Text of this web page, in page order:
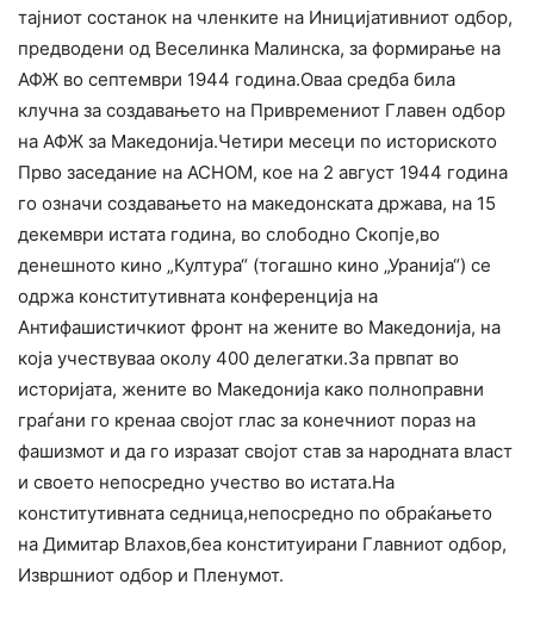
тајниот состанок на членките на Иницијативниот одбор,
предводени од Веселинка Малинска, за формирање на
АФЖ во септември 1944 година.Оваа средба била
клучна за создавањето на Привремениот Главен одбор
на АФЖ за Македонија.Четири месеци по историското
Прво заседание на АСНОМ, кое на 2 август 1944 година
го означи создавањето на македонската држава, на 15
декември истата година, во слободно Скопје,во
денешното кино „Култура“ (тогашно кино „Уранија“) се
одржа конститутивната конференција на
Антифашистичкиот фронт на жените во Македонија, на
која учествуваа околу 400 делегатки.За првпат во
историјата, жените во Македонија како полноправни
граѓани го кренаа својот глас за конечниот пораз на
фашизмот и да го изразат својот став за народната власт
и своето непосредно учество во истата.На
конститутивната седница,непосредно по обраќањето
на Димитар Влахов,беа конституирани Главниот одбор,
Извршниот одбор и Пленумот.